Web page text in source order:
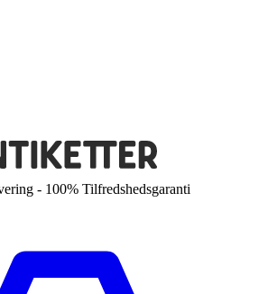
- 100% Tilfredshedsgaranti